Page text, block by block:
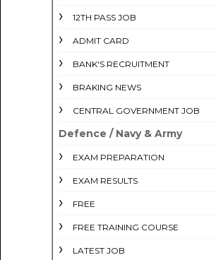
12TH PASS JOB
ADMIT CARD
BANK'S RECRUITMENT
BRAKING NEWS
CENTRAL GOVERNMENT JOB
Defence / Navy & Army
EXAM PREPARATION
EXAM RESULTS
FREE
FREE TRAINING COURSE
LATEST JOB